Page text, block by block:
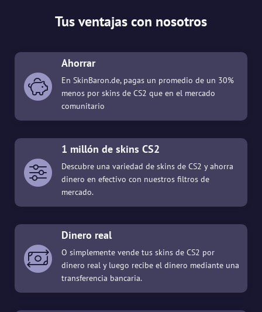
Tus ventajas con nosotros
Ahorrar
En SkinBaron.de, pagas un promedio de un 30%
menos por skins de CS2 que en el mercado
comunitario
1 millón de skins CS2
Descubre una variedad de skins de CS2 y ahorra
dinero en efectivo con nuestros filtros de
mercado.
Dinero real
O simplemente vende tus skins de CS2 por
dinero real y luego recibe el dinero mediante una
transferencia bancaria.